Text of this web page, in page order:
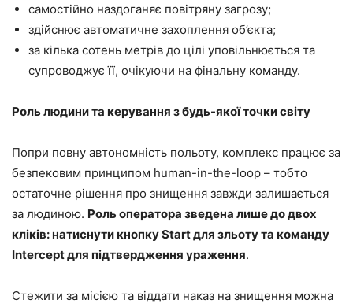
самостійно наздоганяє повітряну загрозу;
здійснює автоматичне захоплення об’єкта;
за кілька сотень метрів до цілі уповільнюється та
супроводжує її, очікуючи на фінальну команду.
Роль людини та керування з будь-якої точки світу
Попри повну автономність польоту, комплекс працює за
безпековим принципом human-in-the-loop – тобто
остаточне рішення про знищення завжди залишається
за людиною. Роль оператора зведена лише до двох
кліків: натиснути кнопку Start для зльоту та команду
Intercept для підтвердження ураження.
Стежити за місією та віддати наказ на знищення можна